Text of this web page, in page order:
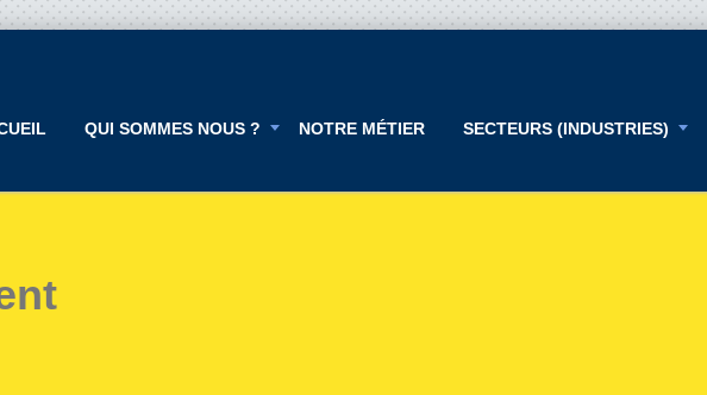
QUI SOMMES NOUS ? NOTRE MÉTIER SECTEURS (INDUSTRIES)